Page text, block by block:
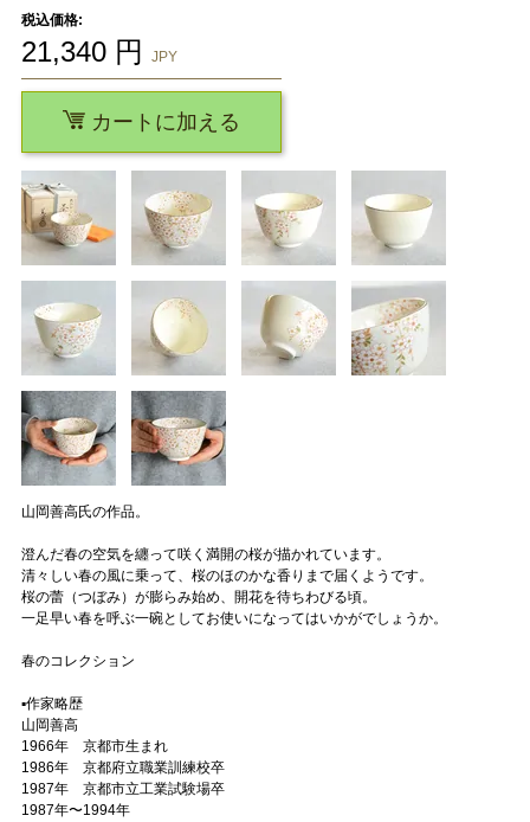
山岡善高氏の作品。
澄んだ春の空気を纏って咲く満開の桜が描かれています。
清々しい春の風に乗って、桜のほのかな香りまで届くようです。
桜の蕾（つぼみ）が膨らみ始め、開花を待ちわびる頃。
一足早い春を呼ぶ一碗としてお使いになってはいかがでしょうか。
春のコレクション
▪️作家略歴
山岡善高
1966年 京都市生まれ
1986年 京都府立職業訓練校卒
1987年 京都市立工業試験場卒
1987年〜1994年
税込価格:
21,340円 JPY
カートに加える